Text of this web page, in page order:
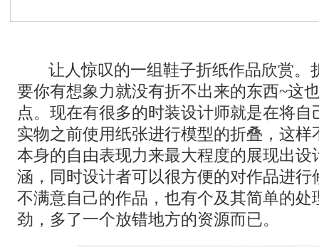
让人惊叹的一组鞋子折纸作品欣赏。
要你有想象力就没有折不出来的东西~这
点。现在有很多的时装设计师就是在将自
实物之前使用纸张进行模型的折叠，这样
本身的自由表现力来最大程度的展现出设
涵，同时设计者可以很方便的对作品进行
不满意自己的作品，也有个及其简单的处
劲，多了一个放错地方的资源而已。